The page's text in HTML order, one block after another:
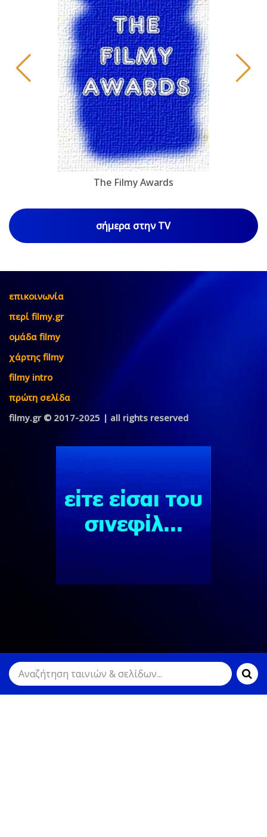
The Filmy Awards
σήμερα στην TV
επικοινωνία
περί filmy.gr
ομάδα filmy
χάρτης filmy
filmy intro
πρώτη σελίδα
filmy.gr © 2017-2025 | all rights reserved